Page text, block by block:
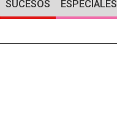
SUCESOS ESPECIALES